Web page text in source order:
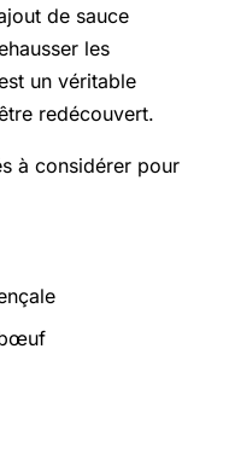
de sauce
les
un véritable
redécouvert.
à considérer pour